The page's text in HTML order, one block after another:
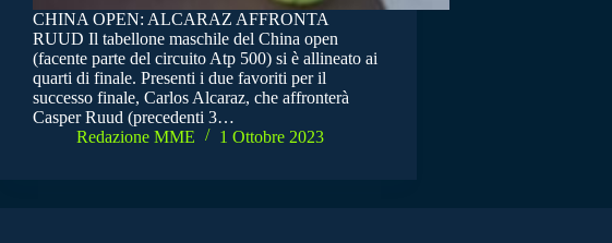
CHINA OPEN: ALCARAZ AFFRONTA
RUUD Il tabellone maschile del China open
(facente parte del circuito Atp 500) si è allineato ai
quarti di finale. Presenti i due favoriti per il
successo finale, Carlos Alcaraz, che affronterà
Casper Ruud (precedenti 3…
Redazione MME
1 Ottobre 2023